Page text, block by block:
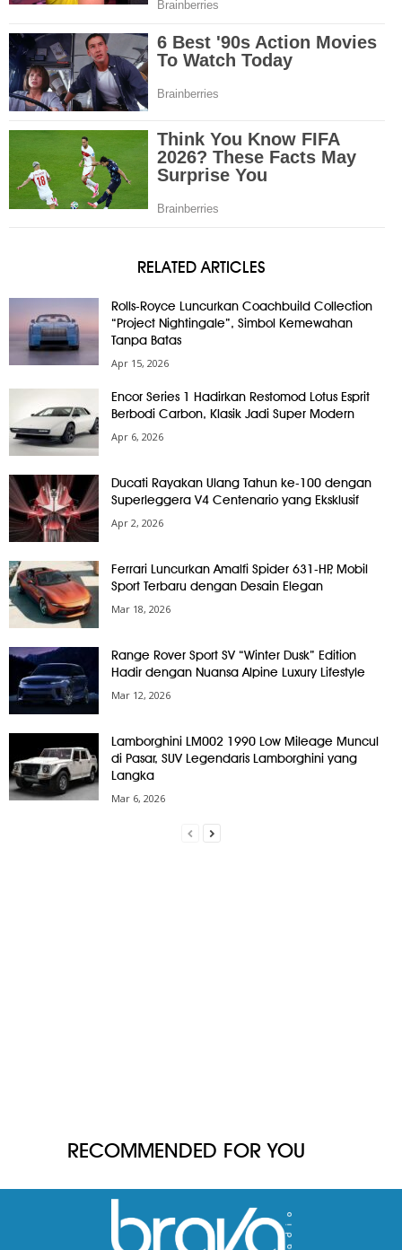
RELATED ARTICLES
Rolls-Royce Luncurkan Coachbuild Collection
“Project Nightingale”, Simbol Kemewahan
Tanpa Batas
Apr 15, 2026
Encor Series 1 Hadirkan Restomod Lotus Esprit
Berbodi Carbon, Klasik Jadi Super Modern
Apr 6, 2026
Ducati Rayakan Ulang Tahun ke-100 dengan
Superleggera V4 Centenario yang Eksklusif
Apr 2, 2026
Ferrari Luncurkan Amalfi Spider 631-HP, Mobil
Sport Terbaru dengan Desain Elegan
Mar 18, 2026
Range Rover Sport SV “Winter Dusk” Edition
Hadir dengan Nuansa Alpine Luxury Lifestyle
Mar 12, 2026
Lamborghini LM002 1990 Low Mileage Muncul
di Pasar, SUV Legendaris Lamborghini yang
Langka
Mar 6, 2026
RECOMMENDED FOR YOU